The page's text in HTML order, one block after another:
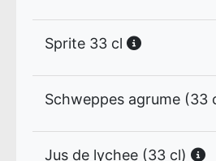
Sprite 33 cl
Schweppes agrume (33
Jus de lychee (33 cl)